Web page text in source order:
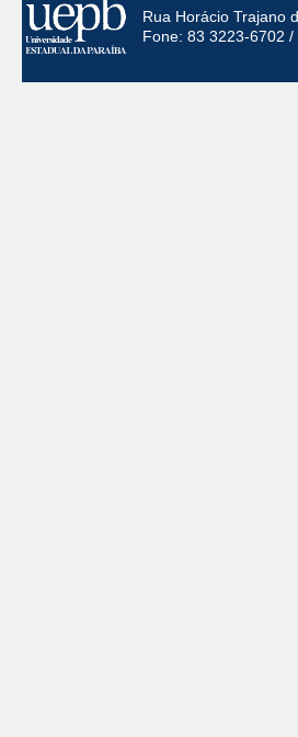
Rua Horácio Trajano
Fone: 83 3223-6702